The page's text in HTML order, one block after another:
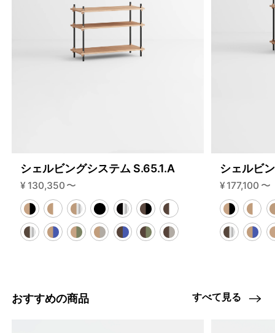
シェルビングシステム S.65.1.A
¥ 130,350 〜
シェルビ
¥ 177,100 〜
おすすめの商品 すべて見る